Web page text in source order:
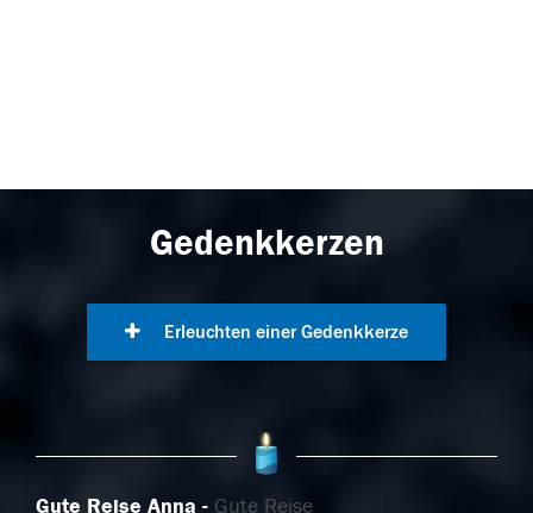
Gedenkkerzen
Erleuchten einer Gedenkkerze
Gute Reise Anna Gute Reise